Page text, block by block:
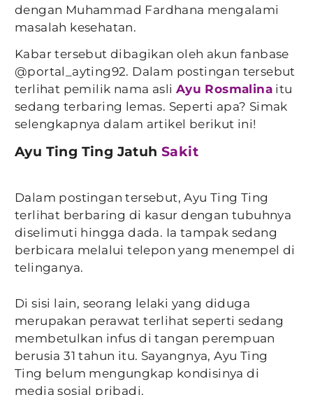
dengan Muhammad Fardhana mengalami
masalah kesehatan.
Kabar tersebut dibagikan oleh akun fanbase
@portal_ayting92. Dalam postingan tersebut
terlihat pemilik nama asli Ayu Rosmalina itu
sedang terbaring lemas. Seperti apa? Simak
selengkapnya dalam artikel berikut ini!
Ayu Ting Ting Jatuh Sakit
Dalam postingan tersebut, Ayu Ting Ting
terlihat berbaring di kasur dengan tubuhnya
diselimuti hingga dada. Ia tampak sedang
berbicara melalui telepon yang menempel di
telinganya.
Di sisi lain, seorang lelaki yang diduga
merupakan perawat terlihat seperti sedang
membetulkan infus di tangan perempuan
berusia 31 tahun itu. Sayangnya, Ayu Ting
Ting belum mengungkap kondisinya di
media sosial pribadi.